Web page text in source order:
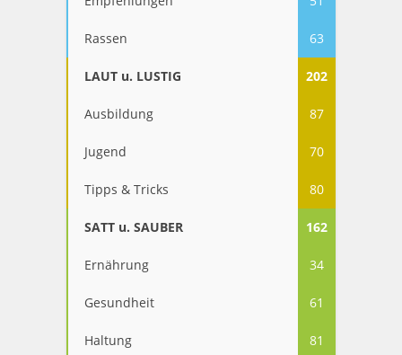
Rassen 63
LAUT u. LUSTIG 202
Ausbildung 87
Jugend 70
Tipps & Tricks 80
SATT u. SAUBER 162
Ernährung 34
Gesundheit 61
Haltung 81